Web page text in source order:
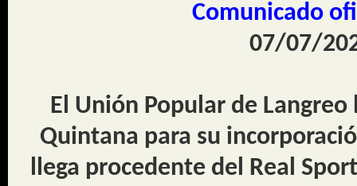
Comunicado
07/07/
El Unión Popular de
Quintana para su
llega procedente del Real